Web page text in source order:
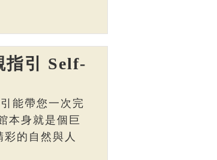
指引 Self-
能帶您一次完
本身就是個巨
的自然與人